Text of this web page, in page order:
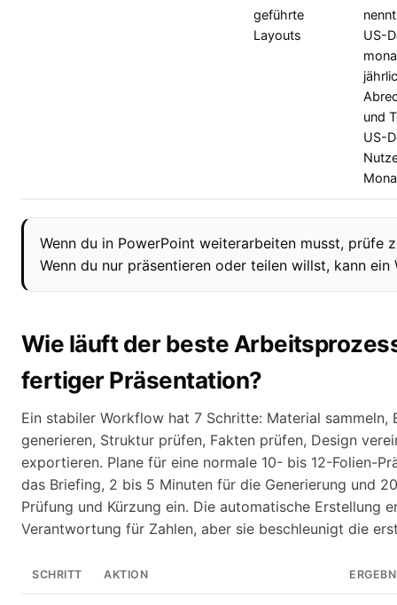
geführte
Layouts
US-
und
US-
Wenn du in PowerPoint weiterarbeiten musst, prüfe
Wenn du nur präsentieren oder teilen willst, kann ein
Wie läuft der beste
fertiger Präsentation?
Ein stabiler Workflow hat 7 Schritte: Material sammeln,
generieren, Struktur prüfen, Fakten prüfen, Design
exportieren. Plane für eine normale 10- bis 12-Folien-
das Briefing, 2 bis 5 Minuten für die Generierung und
Prüfung und Kürzung ein. Die automatische Erstellung
Verantwortung für Zahlen, aber sie beschleunigt die
SCHRITT AKTION